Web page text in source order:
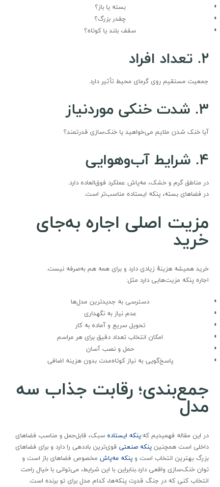
بسته یا باز؟
چقدر بزرگ؟
سقف بلند یا کوتاه؟
۲. تعداد افراد
جمعیت مستقیم روی گرمای محیط تأثیر دارد.
۳. شدت خنکی موردنیاز
آیا خنک شدن ملایم می‌خواهید یا خنک‌سازی قدرتمند؟
۴. شرایط آب‌وهوایی
در مناطق گرم و خشک، مه‌پاش عملکرد فوق‌العاده دارد.
در فضاهای بسته، پنکه ایستاده مناسب‌تر است.
مزیت اصلی اجاره به‌جای
خرید
خرید همیشه هزینهٔ زیادی دارد و برای همه هم به‌صرفه نیست.
اجاره پنکه مزیت‌هایی دارد مثل:
دسترسی به جدیدترین مدل‌ها
عدم نیاز به نگهداری
تحویل سریع و آماده به کار
امکان انتخاب تعداد دقیق برای هر مراسم
حمل و نصب آسان
پاسخ‌گویی به نیاز کوتاه‌مدت بدون هزینه اضافی
جمع‌بندی؛ رقابت جذاب سه
مدل
در این مقاله فهمیدیم که:پنکه ایستاده سبک، قابل‌حمل و مناسب فضاهای
داخلی است همچنین پنکه صنعتی قوی‌ترین باددهی را دارد و برای فضاهای
بزرگ بهترین انتخاب است و پنکه مه‌پاش مخصوص فضاهای باز است و
توان خنک‌سازی واقعی دارد.بنابراین با این شرایط، می‌توانی با خیال راحت
انتخاب کنی که در جنگ قدرت پنکه‌ها، کدام مدل برای تو برنده است.